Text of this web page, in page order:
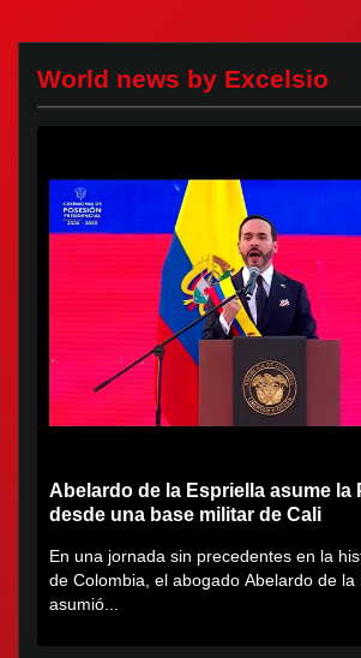
World news by Excelsio
Abelardo de la Espriella asume la
desde una base militar de Cali
En una jornada sin precedentes en la
de Colombia, el abogado Abelardo de la
asumió...